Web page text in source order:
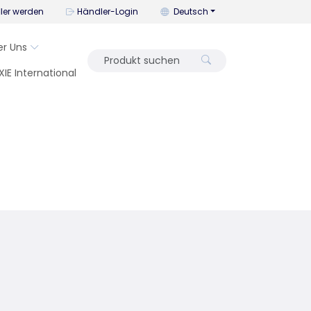
werden Händler-Login Mit diesem Menü können Sie
Deutsch
Uns
International